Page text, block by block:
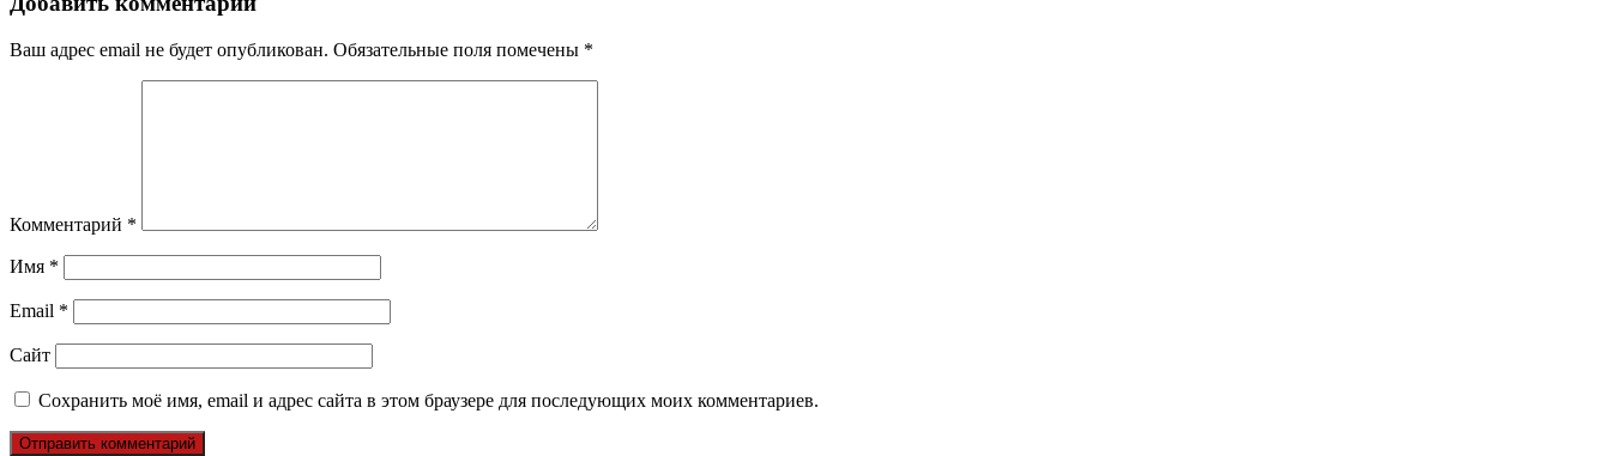
Ваш адрес email не будет опубликован. Обязательные поля помечены *
Комментарий *
Имя *
Email *
Сайт
Сохранить моё имя, email и адрес сайта в этом браузере для последующих моих комментариев.